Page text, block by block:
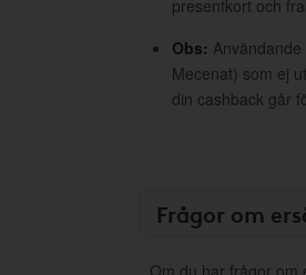
presentkort och
Obs:
Mecenat) som ej
din cashback går
Frågor om
Om du har frågor om